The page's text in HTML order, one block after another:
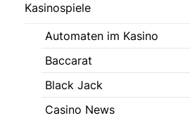
Kasinospiele
Automaten im Kasino
Baccarat
Black Jack
Casino News